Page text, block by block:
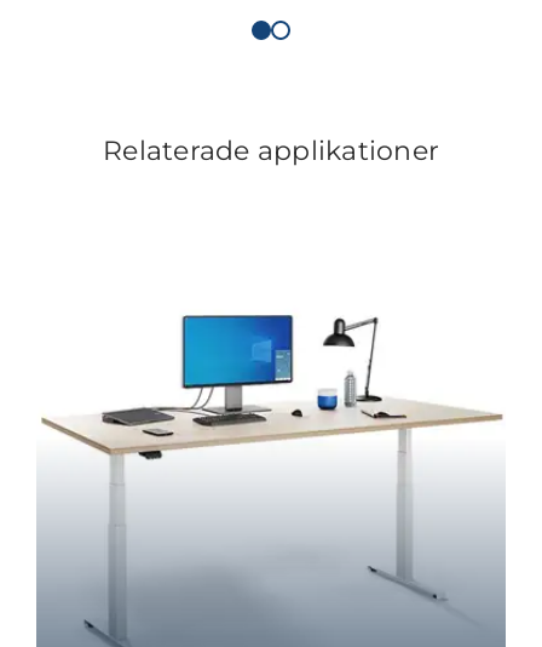
Relaterade applikationer